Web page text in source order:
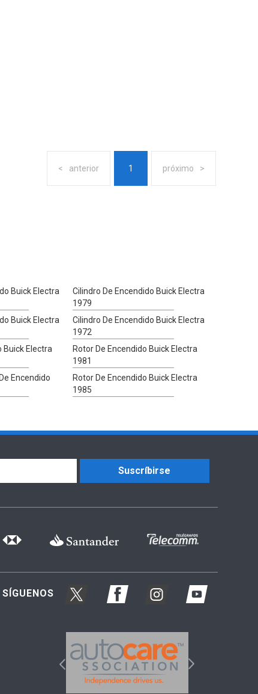
anterior 1 próximo
Buick Electra
Cilindro De Encendido Buick Electra
1979
Buick Electra
Cilindro De Encendido Buick Electra
1972
Buick Electra
Rotor De Encendido Buick Electra
1981
Encendido
Rotor De Encendido Buick Electra
1985
Suscríbirse
SÍGUENOS